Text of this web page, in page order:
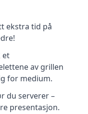
ekstra tid på
et
av grillen
for medium.
du serverer –
presentasjon.